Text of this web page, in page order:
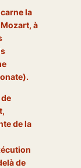
la
à
de la
de